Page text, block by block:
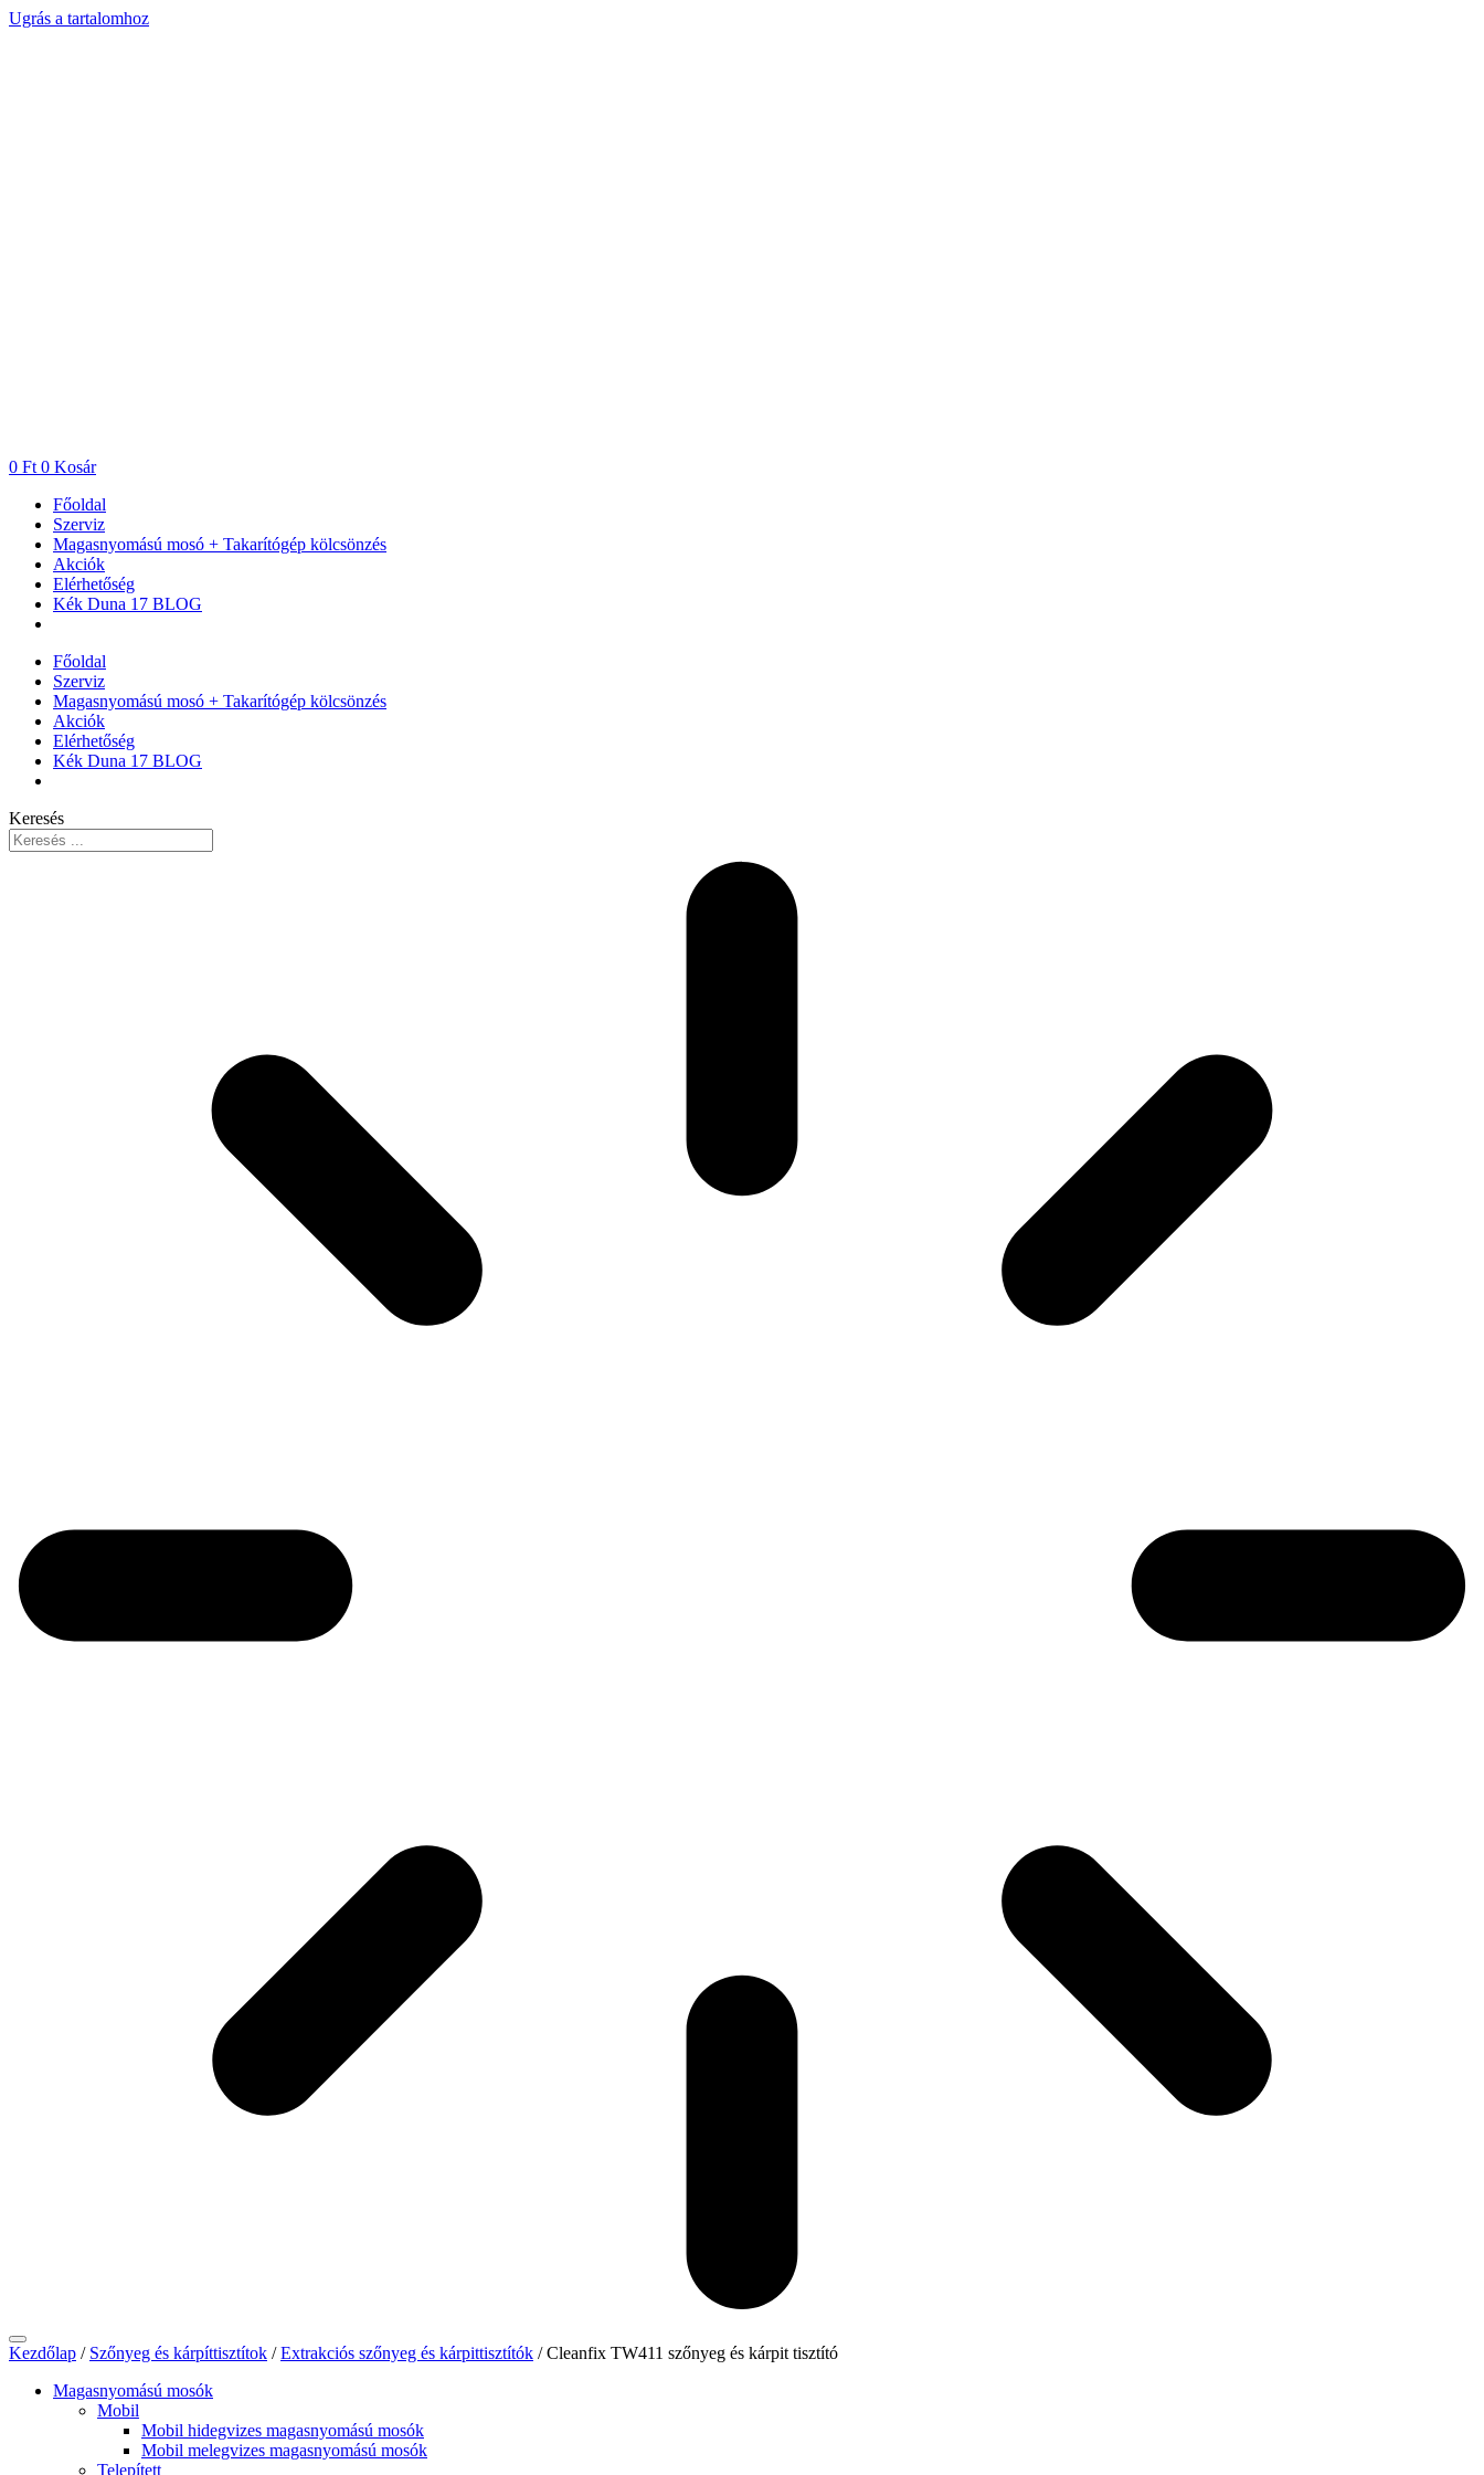
Ugrás a tartalomhoz
0 Ft 0 Kosár
Főoldal
Szerviz
Magasnyomású mosó + Takarítógép kölcsönzés
Akciók
Elérhetőség
Kék Duna 17 BLOG
Főoldal
Szerviz
Magasnyomású mosó + Takarítógép kölcsönzés
Akciók
Elérhetőség
Kék Duna 17 BLOG
Keresés
Kezdőlap / Szőnyeg és kárpíttisztítok /Extrakciós szőnyeg és kárpittisztítók / Cleanfix TW411 szőnyeg és kárpit tisztító
Magasnyomású mosók
Mobil
Mobil hidegvizes magasnyomású mosók
Mobil melegvizes magasnyomású mosók
Telepített